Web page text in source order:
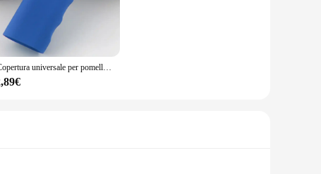
Copertura universale per pomello della testata del cambio in silicone manuale per auto, copertura del freno a mano, copertura del freno a mano, custodia protettiva per la pelle, car styling